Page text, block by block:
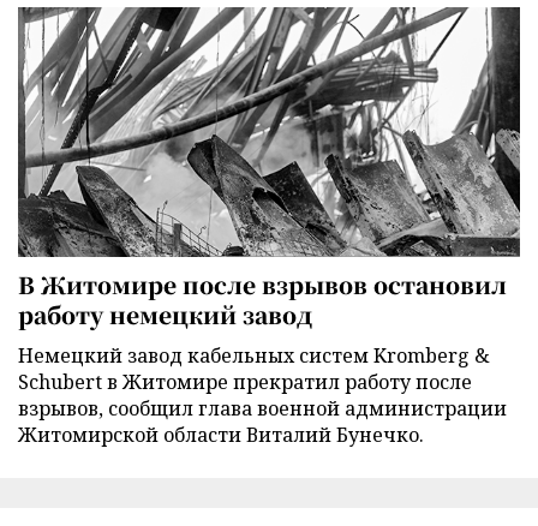
В Житомире после взрывов остановил
работу немецкий завод
Немецкий завод кабельных систем Kromberg &
Schubert в Житомире прекратил работу после
взрывов, сообщил глава военной администрации
Житомирской области Виталий Бунечко.